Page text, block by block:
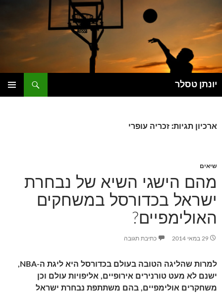
יונתן טסלר
ארכיון תגיות: זכריה עופרי
שיאים
מהם הישגי השיא של נבחרת
ישראל בכדורסל במשחקים
האולימפיים?
29 במאי 2014 כתיבת תגובה
למרות שהליגה הטובה בעולם בכדורסל היא ליגת ה-NBA,
ישנם לא מעט טורנירים אירופיים, אליפויות עולם וכן
משחקרים אולימפיים, בהם משתתפת נבחרת ישראל